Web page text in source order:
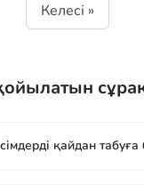
Келесі »
қайдан